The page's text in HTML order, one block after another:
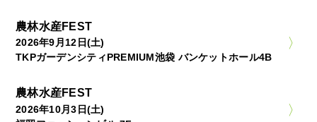
農林水産FEST
2026年9月12日(土)
TKPガーデンシティPREMIUM池袋 バンケットホール4B
農林水産FEST
2026年10月3日(土)